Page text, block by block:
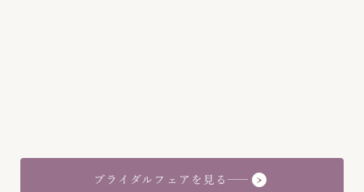
ブライダルフェアを見る